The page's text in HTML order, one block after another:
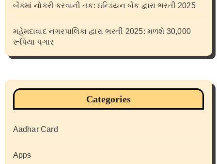
બેંકમાં નોકરી કરવાની તક: ઇન્ડિયન બેંક દ્વારા ભરતી 2025
મહેમદાવાદ નગરપાલિકા દ્વારા ભરતી 2025: મળશે 30,000
રૂપિયા પગાર
Categories
Aadhar Card
Apps